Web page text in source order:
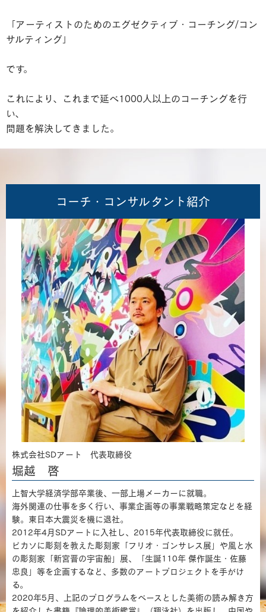
「アーティストのためのエグゼクティブ・コーチング/コン
サルティング」
です。
これにより、これまで延べ1000人以上のコーチングを行
い、
問題を解決してきました。
コーチ・コンサルタント紹介
株式会社SDアート 代表取締役
堀越 啓
上智大学経済学部卒業後、一部上場メーカーに就職。
海外関連の仕事を多く行い、事業企画等の事業戦略策定などを経
験。東日本大震災を機に退社。
2012年4月SDアートに入社し、2015年代表取締役に就任。
ピカソに彫刻を教えた彫刻家「フリオ・ゴンサレス展」や風と水
の彫刻家「新宮晋の宇宙船」展、「生誕110年 傑作誕生・佐藤
忠良」等を企画するなど、多数のアートプロジェクトを手がけ
る。
2020年5月、上記のプログラムをベースとした美術の読み解き方